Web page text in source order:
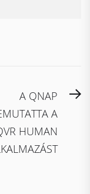
A QNAP
A
HUMAN